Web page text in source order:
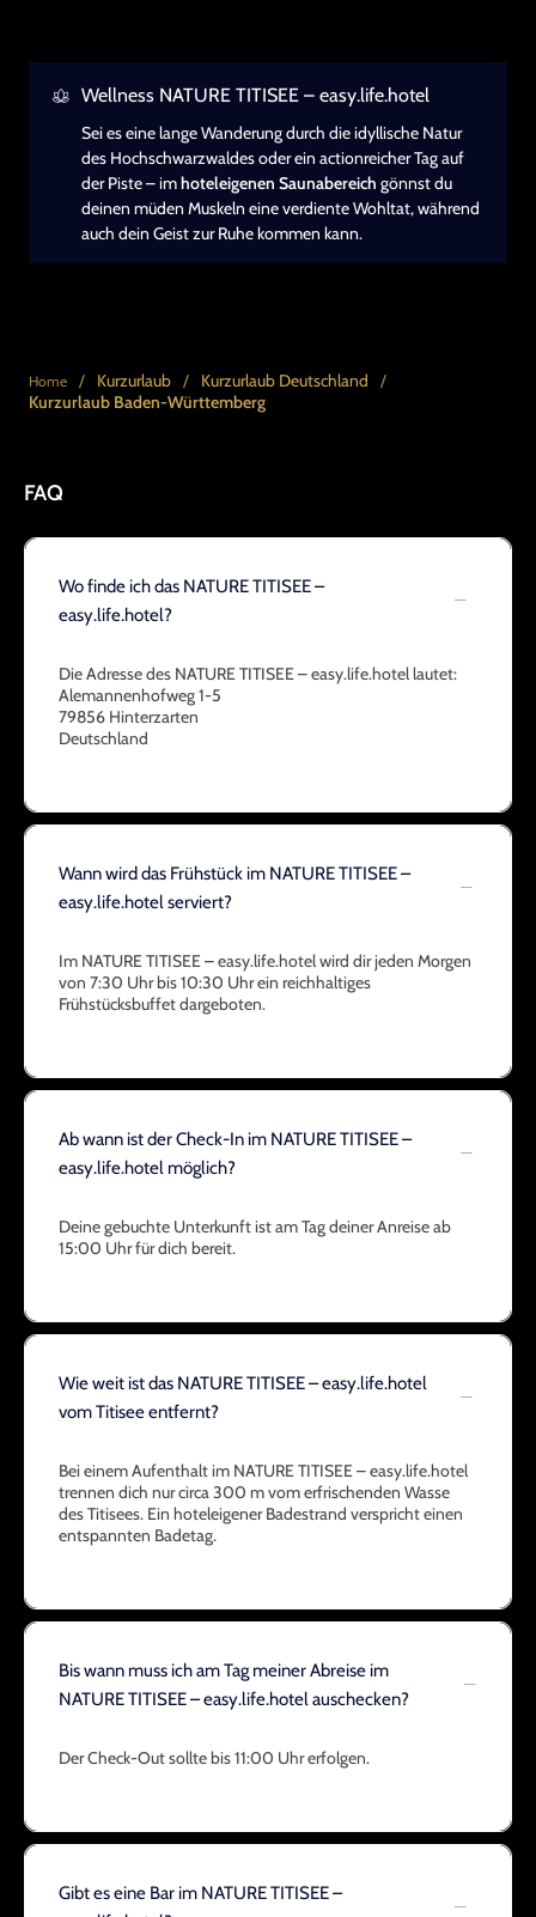
Wellness NATURE TITISEE – easy.life.hotel
Sei es eine lange Wanderung durch die idyllische Natur
des Hochschwarzwaldes oder ein actionreicher Tag auf
der Piste – imhoteleigenen Saunabereich gönnst du
deinen müden Muskeln eine verdiente Wohltat, während
auch dein Geist zur Ruhe kommen kann.
Home / Kurzurlaub / Kurzurlaub Deutschland
/
Kurzurlaub Baden-Württemberg
FAQ
Wo finde ich das NATURE TITISEE –
easy.life.hotel?
Die Adresse des NATURE TITISEE – easy.life.hotel lautet:
Alemannenhofweg 1-5
79856 Hinterzarten
Deutschland
Wann wird das Frühstück im NATURE TITISEE –
easy.life.hotel serviert?
Im NATURE TITISEE – easy.life.hotel wird dir jeden Morgen
von 7:30 Uhr bis 10:30 Uhr ein reichhaltiges
Frühstücksbuffet dargeboten.
Ab wann ist der Check-In im NATURE TITISEE –
easy.life.hotel möglich?
Deine gebuchte Unterkunft ist am Tag deiner Anreise ab
15:00 Uhr für dich bereit.
Wie weit ist das NATURE TITISEE – easy.life.hotel
vom Titisee entfernt?
Bei einem Aufenthalt im NATURE TITISEE – easy.life.hotel
trennen dich nur circa 300 m vom erfrischenden Wasse
des Titisees. Ein hoteleigener Badestrand verspricht einen
entspannten Badetag.
Bis wann muss ich am Tag meiner Abreise im
NATURE TITISEE – easy.life.hotel auschecken?
Der Check-Out sollte bis 11:00 Uhr erfolgen.
Gibt es eine Bar im NATURE TITISEE –